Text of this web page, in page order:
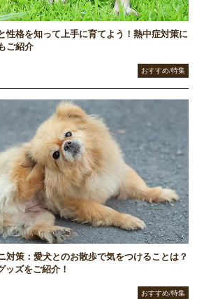
性格を知って上手に育てよう！熱中症対策に
ご紹介
おすすめ/特集
対策：愛犬とのお散歩で気をつけることは？
ッズをご紹介！
おすすめ/特集